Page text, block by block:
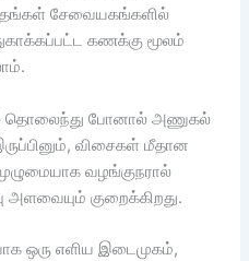
தங்கள் சேவையகங்களில்
கணக்கு மூலம்
தொலைந்து போனால் அணுகல்
விசைகள் மீதான
வழங்குநரால்
அளவையும் குறைக்கிறது.
ஒரு எளிய இடைமுகம்,